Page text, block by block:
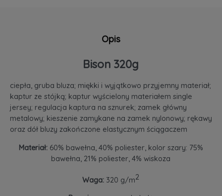
Opis
Bison 320g
ciepła, gruba bluza; miękki i wyjątkowo przyjemny materiał;
kaptur ze stójką; kaptur wyścielony materiałem single
jersey; regulacja kaptura na sznurek; zamek główny
metalowy; kieszenie zamykane na zamek nylonowy; rękawy
oraz dół bluzy zakończone elastycznym ściągaczem
Materiał: 60% bawełna, 40% poliester, kolor szary: 75%
bawełna, 21% poliester, 4% wiskoza
Waga: 320 g/m2